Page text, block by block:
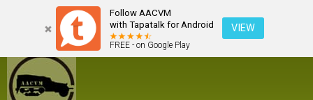
Follow AACVM
with Tapatalk for Android
FREE - on Google Play
VIEW